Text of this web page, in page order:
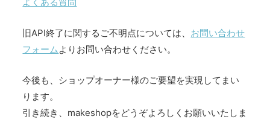
旧API終了に関するご不明点については、 お問い合わせ
フォームよりお問い合わせください。
今後も、ショップオーナー様のご要望を実現してまい
ります。
引き続き、makeshopをどうぞよろしくお願いいたしま